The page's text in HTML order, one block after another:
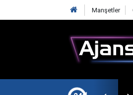
Manşetler